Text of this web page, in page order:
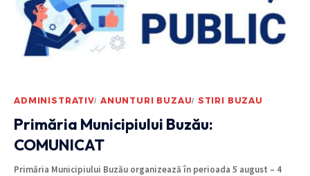
ADMINISTRATIV ANUNTURI BUZAU STIRI BUZAU
Primăria Municipiului Buzău:
COMUNICAT
Primăria Municipiului Buzău organizează în perioada 5 august – 4